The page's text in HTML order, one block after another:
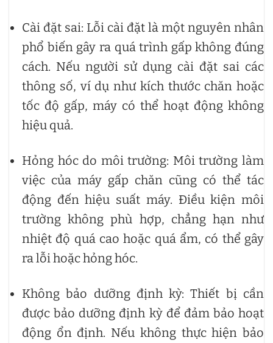
Cài đặt sai: Lỗi cài đặt là một nguyên nhân
phổ biến gây ra quá trình gấp không đúng
cách. Nếu người sử dụng cài đặt sai các
thông số, ví dụ như kích thước chăn hoặc
tốc độ gấp, máy có thể hoạt động không
hiệu quả.
Hỏng hóc do môi trường: Môi trường làm
việc của máy gấp chăn cũng có thể tác
động đến hiệu suất máy. Điều kiện môi
trường không phù hợp, chẳng hạn như
nhiệt độ quá cao hoặc quá ẩm, có thể gây
ra lỗi hoặc hỏng hóc.
Không bảo dưỡng định kỳ: Thiết bị cần
được bảo dưỡng định kỳ để đảm bảo hoạt
động ổn định. Nếu không thực hiện bảo